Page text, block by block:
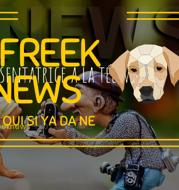
à la télévision
| 0 Comments